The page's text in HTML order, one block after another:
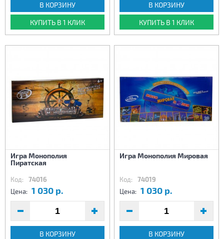
В КОРЗИНУ
КУПИТЬ В 1 КЛИК
В КОРЗИНУ
КУПИТЬ В 1 КЛИК
Игра Монополия
Пиратская
Код: 74016
Цена: 1 030 р.
В КОРЗИНУ
Игра Монополия Мировая
Код: 74019
Цена: 1 030 р.
В КОРЗИНУ